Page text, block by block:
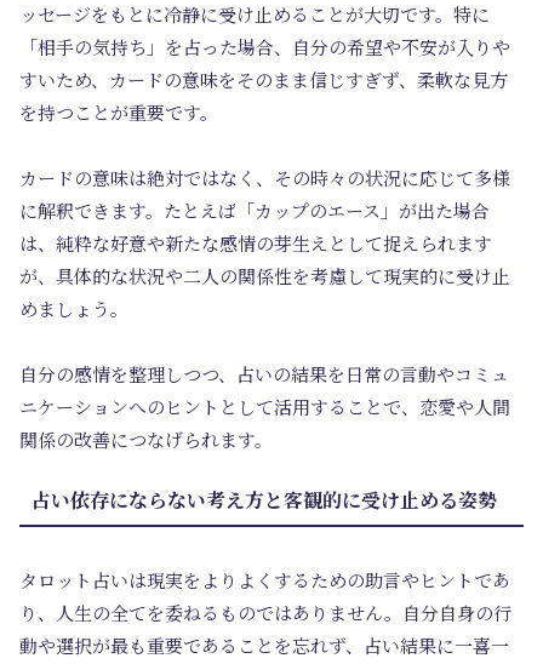
ッセージをもとに冷静に受け止めることが大切です。特に
「相手の気持ち」を占った場合、自分の希望や不安が入りや
すいため、カードの意味をそのまま信じすぎず、柔軟な見方
を持つことが重要です。
カードの意味は絶対ではなく、その時々の状況に応じて多様
に解釈できます。たとえば「カップのエース」が出た場合
は、純粋な好意や新たな感情の芽生えとして捉えられます
が、具体的な状況や二人の関係性を考慮して現実的に受け止
めましょう。
自分の感情を整理しつつ、占いの結果を日常の言動やコミュ
ニケーションへのヒントとして活用することで、恋愛や人間
関係の改善につなげられます。
占い依存にならない考え方と客観的に受け止める姿勢
タロット占いは現実をよりよくするための助言やヒントであ
り、人生の全てを委ねるものではありません。自分自身の行
動や選択が最も重要であることを忘れず、占い結果に一喜一